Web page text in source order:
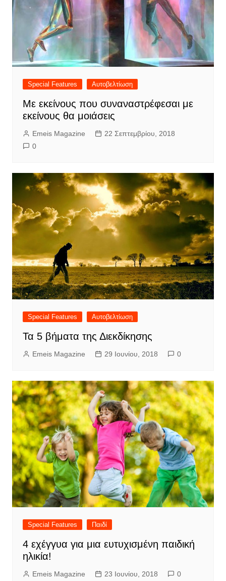
Special Features Αυτοβελτίωση
Με εκείνους που συναναστρέφεσαι με
εκείνους θα μοιάσεις
Emeis Magazine
22 Σεπτεμβρίου, 2018
0
Special Features Αυτοβελτίωση
Τα 5 βήματα της Διεκδίκησης
Emeis Magazine 29 Ιουνίου, 2018 0
Special Features Παιδί
4 εχέγγυα για μια ευτυχισμένη παιδική
ηλικία!
Emeis Magazine 23 Ιουνίου, 2018 0